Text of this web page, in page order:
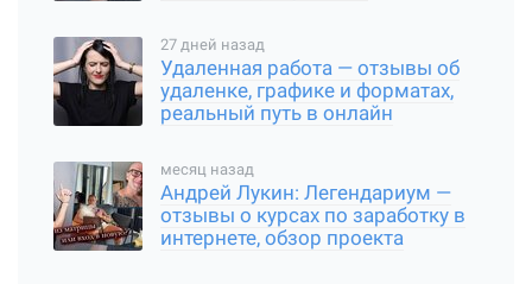
27 дней назад
Удаленная работа — отзывы об
удаленке, графике и форматах,
реальный путь в онлайн
месяц назад
Андрей Лукин: Легендариум —
отзывы о курсах по заработку в
интернете, обзор проекта